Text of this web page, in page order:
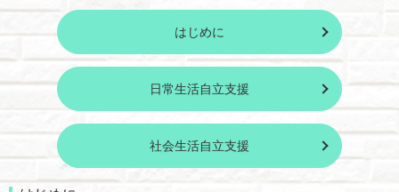
はじめに
日常生活自立支援
社会生活自立支援